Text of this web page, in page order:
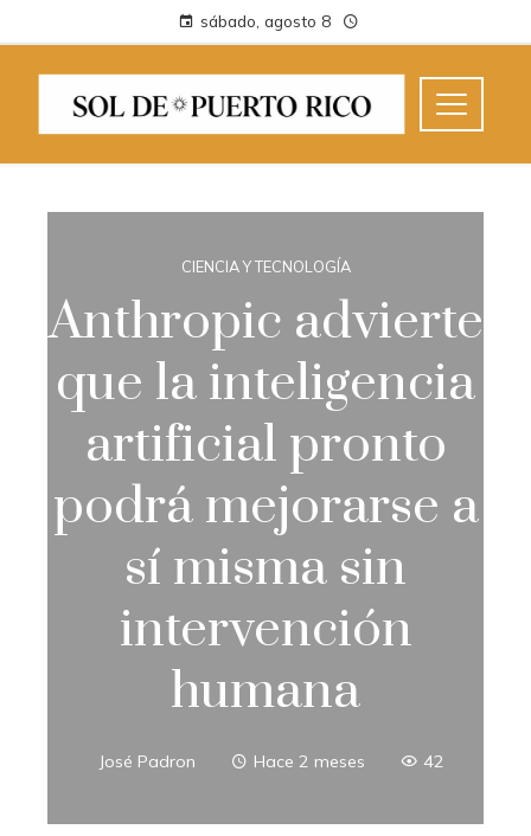
sábado, agosto 8
CIENCIA Y TECNOLOGÍA
Anthropic advierte
que la inteligencia
artificial pronto
podrá mejorarse a
sí misma sin
intervención
humana
José Padron Hace 2 meses 42